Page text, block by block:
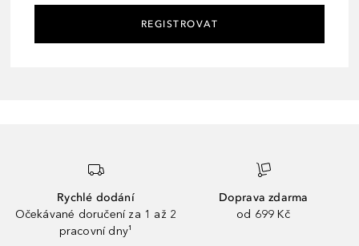
REGISTROVAT
Rychlé dodání
Očekávané doručení za 1 až 2
pracovní dny¹
Doprava zdarma
od 699 Kč